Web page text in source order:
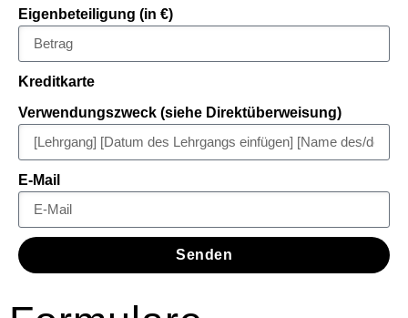
Eigenbeteiligung (in €)
Kreditkarte
Verwendungszweck (siehe Direktüberweisung)
E-Mail
Senden